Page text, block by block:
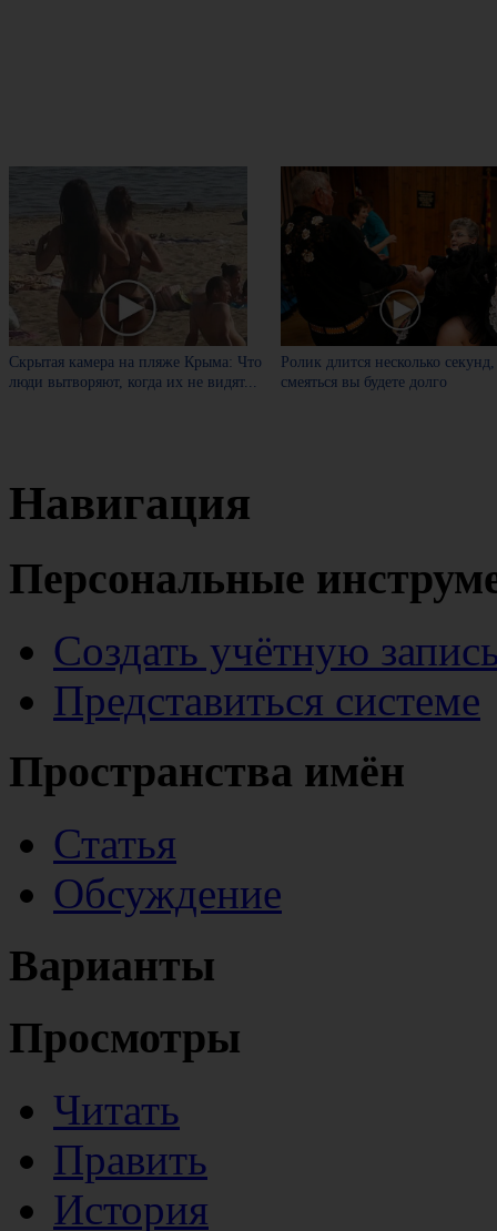
Скрытая камера на пляже Крыма: Что
люди вытворяют, когда их не видят...
Ролик длится несколько
смеяться вы будете долго
Навигация
Персональные
Создать учётную
Представиться системе
Пространства имён
Статья
Обсуждение
Варианты
Просмотры
Читать
Править
История